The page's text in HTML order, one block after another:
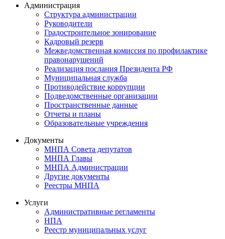
Администрация
Структура администрации
Руководители
Градостроительное зонирование
Кадровый резерв
Межведомственная комиссия по профилактике
правонарушений
Реализация послания Президента РФ
Муниципальная служба
Противодействие коррупции
Подведомственные организации
Пространственные данные
Отчеты и планы
Образовательные учреждения
Документы
МНПА Совета депутатов
МНПА Главы
МНПА Администрации
Другие документы
Реестры МНПА
Услуги
Административные регламенты
НПА
Реестр муниципальных услуг